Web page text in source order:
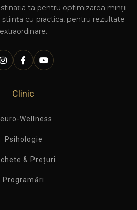
ta pentru optimizarea minții
cu practica, pentru rezultate
extraordinare.
Clinic
Wellness
Psihologie
& Prețuri
Programări